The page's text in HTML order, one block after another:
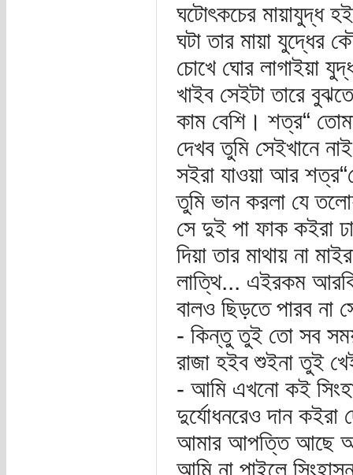
ঘটোৎকচের মায়াযুদ্ধ
ঘটা তার মায়া যুদ্ধের
চোখে ঘোর লাগাইয়া
খাইব সেইটা তারে
কাম বেশি। শত্র“
দেখব তুমি সেইখানে
সইরা যাওয়া আর
তুমি ভান করলা যে
সে দুই পা ফাক কইরা
দিয়া তার মাথায় না
লাত্থি... এইরকম
বালও ছিড়তে পারব না
- কিন্তু তুই তো সব
রাজা হইব শুইনা তুই
- আমি এখনো কই
দুর্যোধনরেও দান
আমার আপত্তি আছে
আমি না পাইলে